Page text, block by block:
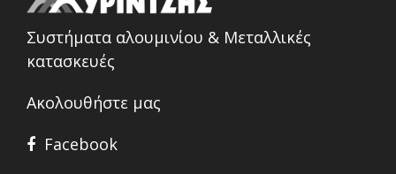
Συστήματα αλουμινίου & Μεταλλικές
κατασκευές
Ακολουθήστε μας
Facebook